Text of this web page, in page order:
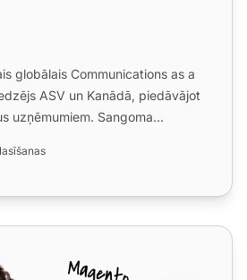
globālais Communications as a
ASV un Kanādā, piedāvājot
uzņēmumiem. Sangoma